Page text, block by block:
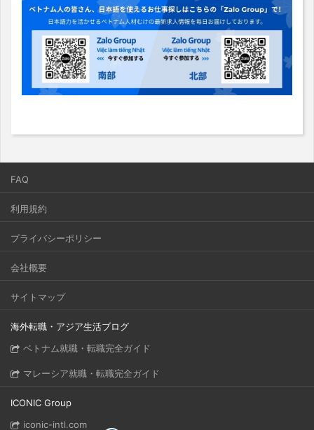
FAQ
利用規約
プライバシーポリシー
会社概要
サイトマップ
海外転職・アジア生活ブログ
ベトナム就職・転職完全ガイド
マレーシア就職・転職完全ガイド
ICONIC Group
iconic-intl.com